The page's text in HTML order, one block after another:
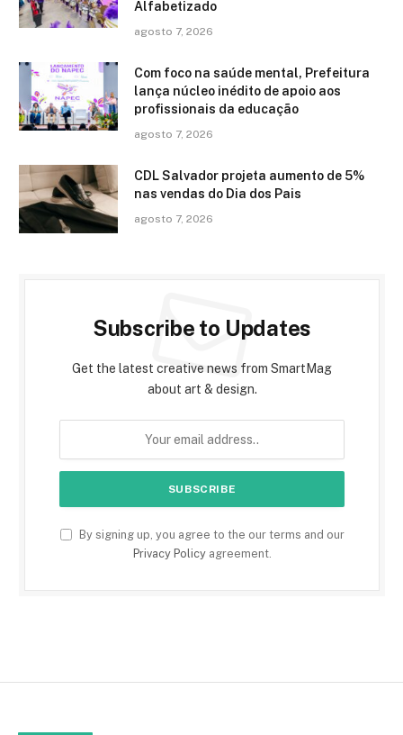
Alfabetizado
agosto 7, 2026
Com foco na saúde mental, Prefeitura
lança núcleo inédito de apoio aos
profissionais da educação
agosto 7, 2026
CDL Salvador projeta aumento de 5%
nas vendas do Dia dos Pais
agosto 7, 2026
Subscribe to Updates
Get the latest creative news from SmartMag
about art & design.
By signing up, you agree to the our terms and our
Privacy Policyagreement.